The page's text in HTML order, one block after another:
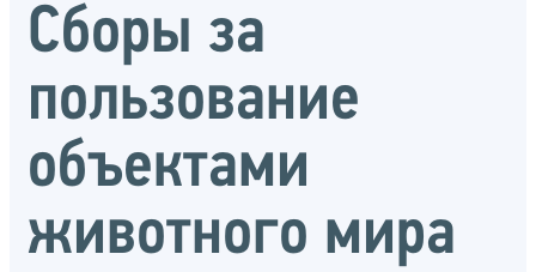
Сборы за
пользование
объектами
животного мира